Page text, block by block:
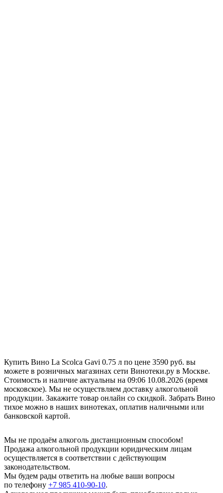
Купить Вино La Scolca Gavi 0.75 л по цене 3590 руб. вы
можете в розничных магазинах сети Винотеки.ру в Москве.
Стоимость и наличие актуальны на 09:06 10.08.2026 (время
московское). Мы не осуществляем доставку алкогольной
продукции. Закажите товар онлайн со скидкой. Забрать Вино
тихое можно в наших винотеках, оплатив наличными или
банковской картой.
Мы не продаём алкоголь дистанционным способом!
Продажа алкогольной продукции юридическим лицам
осуществляется в соответствии с действующим
законодательством.
Мы будем рады ответить на любые ваши вопросы
по телефону +7 985 410-90-10.